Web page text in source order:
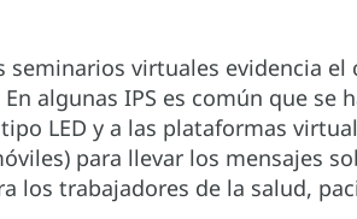
seminarios virtuales evidencia el
algunas IPS es común que se
LED y a las plataformas
para llevar los mensajes
los trabajadores de la salud,